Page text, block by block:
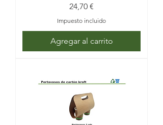
Precio
24,70 €
Impuesto incluido
Agregar al carrito